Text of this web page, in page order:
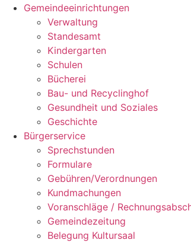
Gemeindeeinrichtungen
Verwaltung
Standesamt
Kindergarten
Schulen
Bücherei
Bau- und Recyclinghof
Gesundheit und Soziales
Geschichte
Bürgerservice
Sprechstunden
Formulare
Gebühren/Verordnungen
Kundmachungen
Voranschläge /
Gemeindezeitung
Belegung Kultursaal